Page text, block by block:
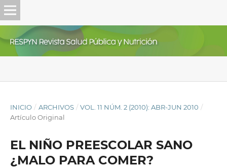
INICIO / ARCHIVOS / VOL. 11 NÚM. 2 (2010): ABR-JUN 2010 /
Artículo Original
EL NIÑO PREESCOLAR SANO
¿MALO PARA COMER?